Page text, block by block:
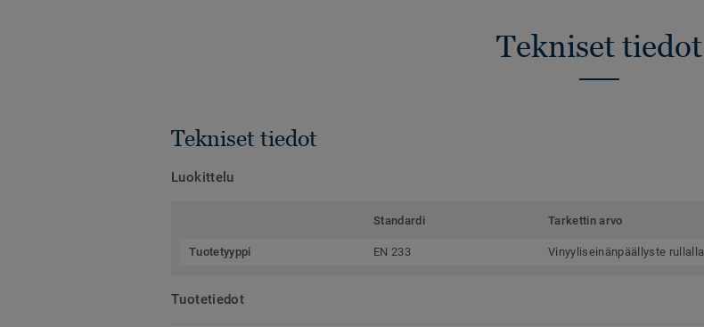
Tekniset tiedot
Tekniset tiedot
Luokittelu
Standardi Tarkettin arvo
Tuotetyyppi EN 233 Vinyyliseinänpäällyste rullalla
Tuotetiedot